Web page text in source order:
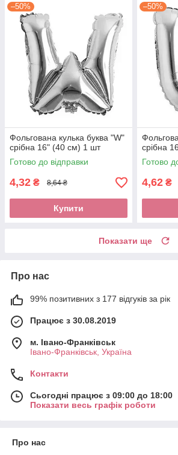
–50%
Фольгована кулька буква "W"
срібна 16" (40 см) 1 шт
Готово до відправки
4,32 ₴ 8,64 ₴
Купити
–50%
срібна
Готово
4,62 ₴
Показати ще
Про нас
99% позитивних з 177 відгуків за рік
Працює з 30.08.2019
м. Івано-Франківськ
Івано-Франківськ, Україна
Контакти
Сьогодні працює з 09:00 до 18:00
Показати весь графік роботи
Про нас